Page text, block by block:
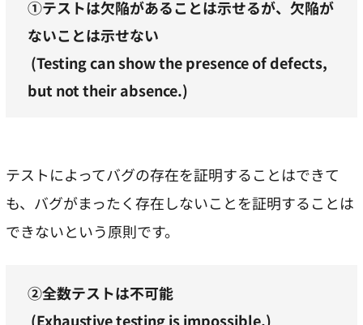
①テストは欠陥があることは示せるが、欠陥が
ないことは示せない
(Testing can show the presence of defects,
but not their absence.)
テストによってバグの存在を証明することはできて
も、バグがまったく存在しないことを証明することは
できないという原則です。
②全数テストは不可能
(Exhaustive testing is impossible.)